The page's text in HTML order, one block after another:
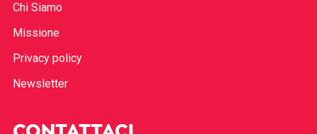
Chi Siamo
Missione
Privacy policy
Newsletter